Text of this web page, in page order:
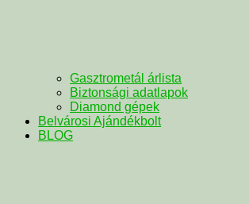
Gasztrometál árlista
Biztonsági adatlapok
Diamond gépek
Belvárosi Ajándékbolt
BLOG